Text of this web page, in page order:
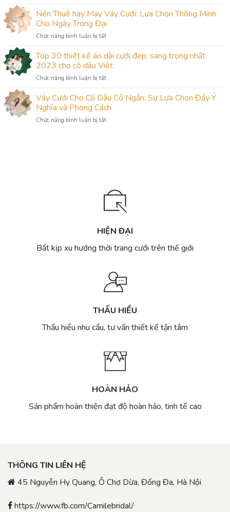
cưới
quận
Kiếm
mẫu
đẹp
thể
bạn
chưa
biết
xưởng
may
váy
cưới
mẫu
đẹp
Hà
Nên Thuê hay May Váy Cưới: Lựa Chọn Thông Minh
Cho Ngày Trọng Đại
Chức năng bình luận bị tắtở
Thuê
hay
May
Váy
Lựa
Chọn
Minh
Top 30 thiết kế áo dài cưới đẹp, sang trọng nhất
2023 cho cô dâu Việt
Chức năng bình luận bị tắtở
30
thiết
kế
áo
cho
dâu
Váy Cưới Cho Cô Dâu Cổ Ngắn: Sự Lựa Chọn Đầy Ý
Nghĩa và Phong Cách
Chức năng bình luận bị tắtở
Sự
Lựa
Chọn
Ý
Nghĩa
Phong
HIỆN ĐẠI
Bắt kịp xu hướng thời trang cưới trên thế giới
THẤU HIỂU
Thấu hiểu nhu cầu, tư vấn thiết kế tận tâm
HOÀN HẢO
Sản phẩm hoàn thiện đạt độ hoàn hảo, tinh tế cao
THÔNG TIN LIÊN HỆ
45 Nguyễn Hy Quang, Ô Chợ Dừa, Đống Đa, Hà Nội
https://www.fb.com/Camilebridal/